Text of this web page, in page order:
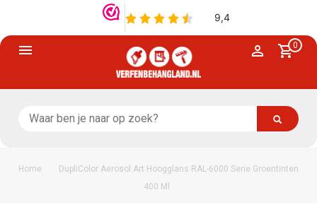
0
Home
DupliColor Aerosol Art Hoogglans RAL-6000 Serie Groentinten
400 Ml